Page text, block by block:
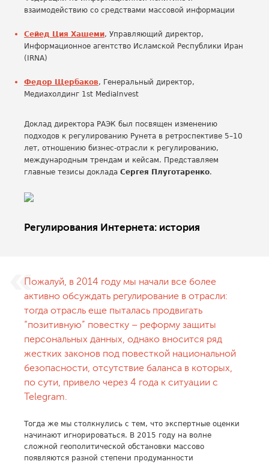
взаимодействию со средствами массовой информации
Сейед Ция Хашеми, Управляющий директор,
Информационное агентство Исламской Республики Иран
(IRNA)
Федор Щербаков, Генеральный директор,
Медиахолдинг 1st MediaInvest
Доклад директора РАЭК был посвящен изменению
подходов к регулированию Рунета в ретроспективе 5–10
лет, отношению бизнес-отрасли к регулированию,
международным трендам и кейсам. Представляем
главные тезисы доклада Сергея Плуготаренко.
Регулирования Интернета: история
Пожалуй, в 2014 году мы начали все более
активно обсуждать регулирование в отрасли:
тогда отрасль еще пыталась продвигать
“позитивную” повестку – реформу защиты
персональных данных, однако вносится ряд
жестких законов под повесткой национальной
безопасности, отсутствие баланса в которых,
по сути, привело через 4 года к ситуации с
Telegram.
Тогда же мы столкнулись с тем, что экспертные оценки
начинают игнорироваться. В 2015 году на волне
сложной геополитической обстановки массово
появляются разной степени продуманности